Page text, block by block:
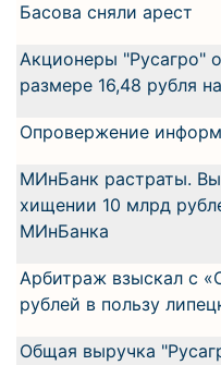
Басова сняли арест
Акционеры "Русагро"
размере 16,48 рубля
Опровержение
МИнБанк растраты.
хищении 10 млрд
МИнБанка
Арбитраж взыскал с
рублей в пользу
Общая выручка